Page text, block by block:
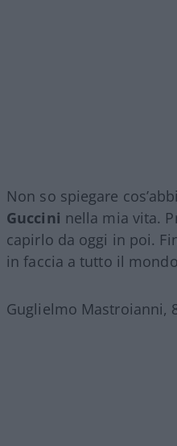
Non so spiegare
Guccini nella mia vita.
capirlo da oggi in poi.
in faccia a tutto il
Guglielmo Mastroianni,